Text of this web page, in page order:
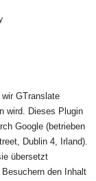
GTranslate
wird. Dieses Plugin
Google (betrieben
Dublin 4, Irland).
übersetzt
den Inhalt